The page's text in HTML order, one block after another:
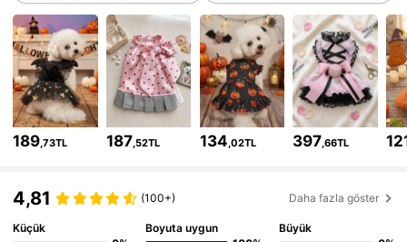
218K Takipçiler
4,85 218K Takipçiler
4,85 218K Takipçiler
4,85 218K Takipçiler
4,85 218K Takipçiler
218K Takipçiler
189 ,73TL 187 ,52TL 134 ,02TL 397 ,66TL
4,81 (100+) Daha fazla göster
Küçük
Boyuta uygun
Büyük